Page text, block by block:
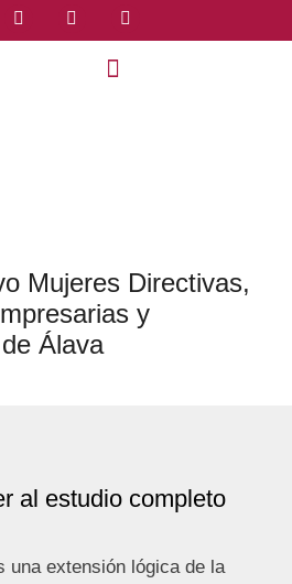
Mujeres Directivas,
y
Álava
al estudio completo
una extensión lógica de la